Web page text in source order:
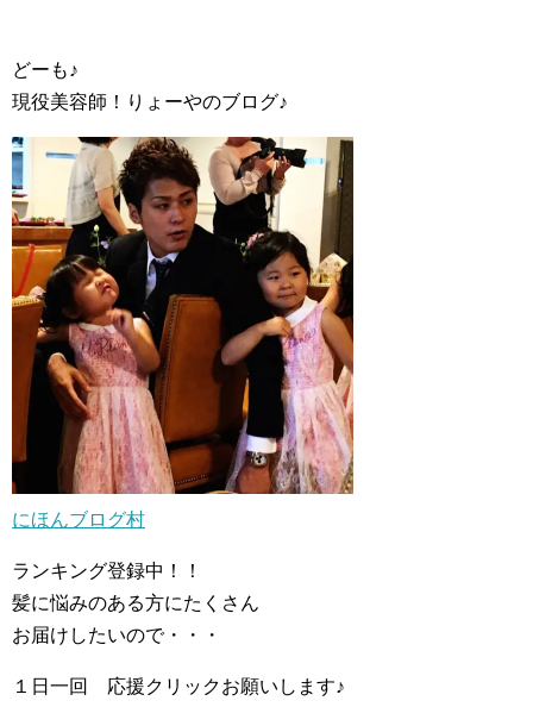
どーも♪
現役美容師！りょーやのブログ♪
にほんブログ村
ランキング登録中！！
髪に悩みのある方にたくさん
お届けしたいので・・・
１日一回 応援クリックお願いします♪